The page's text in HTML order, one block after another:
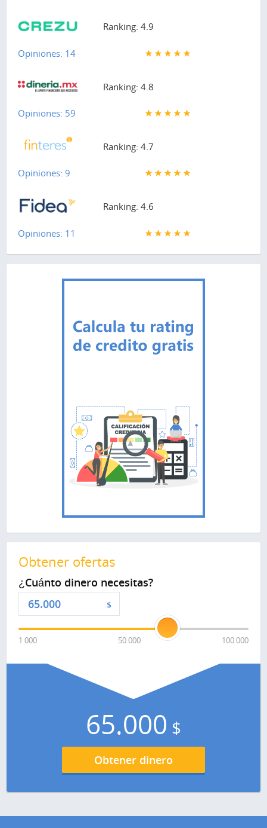
Ranking: 4.9
Opiniones: 14
Ranking: 4.8
Opiniones: 59
Ranking: 4.7
Opiniones: 9
Ranking: 4.6
Opiniones: 11
Obtener ofertas
¿Cuánto dinero necesitas?
$
1 000 50 000 100 000
65.000 $
Obtener dinero